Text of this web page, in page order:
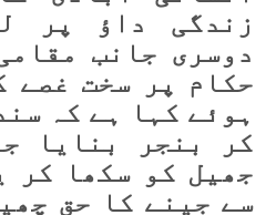
زندگی داؤ پر
دوسری جانب
حکام پر سخت غصے
ہوئے کہا ہے کہ
کر بنجر بنایا
جھیل کو سکھا کر
سے جینے کا حق